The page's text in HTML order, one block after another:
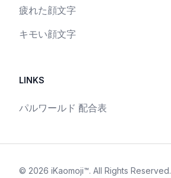
疲れた顔文字
キモい顔文字
LINKS
パルワールド 配合表
© 2026 iKaomoji™. All Rights Reserved.